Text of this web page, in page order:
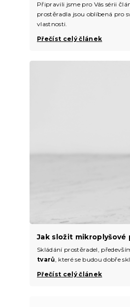
Připravili jsme pro Vás sérii
prostěradla jsou oblíbená pro
vlastnosti.
Přečíst celý článek
Jak složit mikroplyšové
Skládání prostěradel,
tvarů , které se budou dobře
Přečíst celý článek